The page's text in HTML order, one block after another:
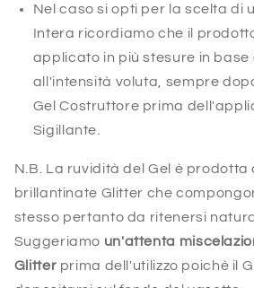
Nel caso si opti per la scelta di
Intera ricordiamo che il
applicato in più stesure in base
all'intensità voluta, sempre
Gel Costruttore prima
Sigillante.
N.B. La ruvidità del Gel è prodotta
brillantinate Glitter che
stesso pertanto da ritenersi
Suggeriamo un'attenta
Glitter prima dell'utilizzo poichè il